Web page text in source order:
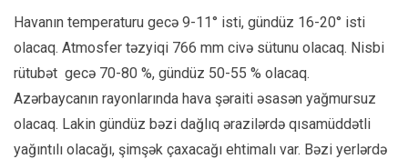
Havanın temperaturu gecə 9-11° isti, gündüz 16-20° isti
olacaq. Atmosfer təzyiqi 766 mm civə sütunu olacaq. Nisbi
rütubət gecə 70-80 %, gündüz 50-55 % olacaq.
Azərbaycanın rayonlarında hava şəraiti əsasən yağmursuz
olacaq. Lakin gündüz bəzi dağlıq ərazilərdə qısamüddətli
yağıntılı olacağı, şimşək çaxacağı ehtimalı var. Bəzi yerlərdə